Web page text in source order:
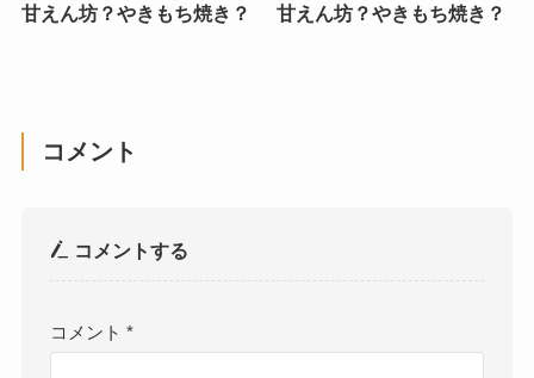
甘えん坊？やきもち焼き？
甘えん坊？やきもち焼き？
コメント
コメントする
コメント*